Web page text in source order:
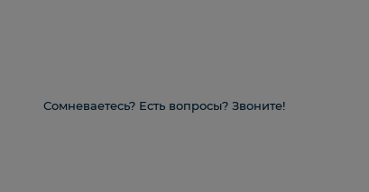
Сомневаетесь? Есть вопросы? Звоните!